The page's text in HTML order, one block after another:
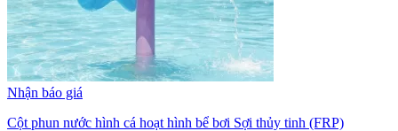
Nhận báo giá
Cột phun nước hình cá hoạt hình bể bơi Sợi thủy tinh (FRP)